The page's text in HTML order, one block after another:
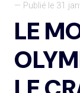
— Publié le 31
LE